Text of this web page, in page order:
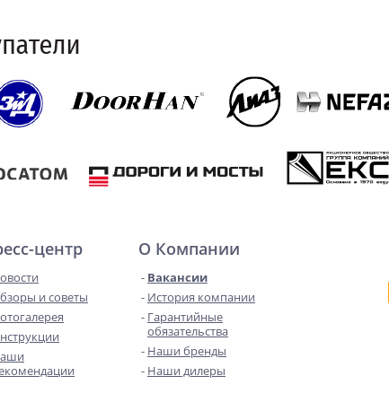
центр
и советы
О Компании
Вакансии
История компании
Гарантийные
обязательства
Наши бренды
Наши дилеры